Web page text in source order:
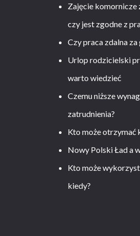
Zajęcie komornicze
czy jest zgodne z
Czy praca zdalna
Urlop rodzicielski
warto wiedzieć
Czemu niższe
zatrudnienia?
Kto może otrzymać
Nowy Polski Ład a
Kto może
kiedy?